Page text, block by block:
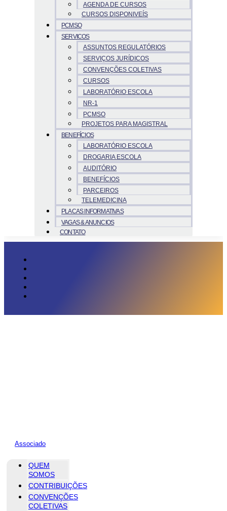
AGENDA DE CURSOS
CURSOS DISPONIVEÍS
PCMSO
SERVICOS
ASSUNTOS REGULATÓRIOS
SERVIÇOS JURÍDICOS
CONVENÇÕES COLETIVAS
CURSOS
LABORATÓRIO ESCOLA
NR-1
PCMSO
PROJETOS PARA MAGISTRAL
BENEFÍCIOS
LABORATÓRIO ESCOLA
DROGARIA ESCOLA
AUDITÓRIO
BENEFÍCIOS
PARCEIROS
TELEMEDICINA
PLACAS INFORMATIVAS
VAGAS & ANUNCIOS
CONTATO
Associado
QUEM
SOMOS
CONTRIBUIÇÕES
CONVENÇÕES
COLETIVAS